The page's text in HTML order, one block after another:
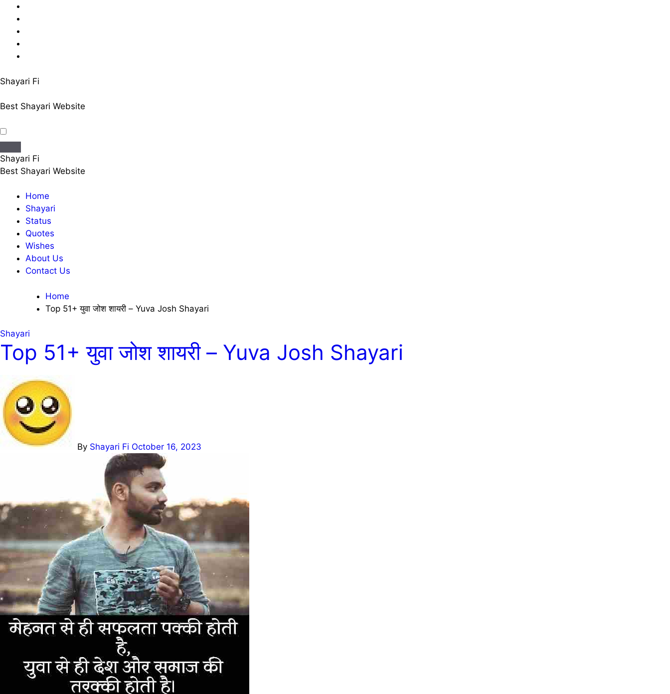
content
Shayari Fi
Best Shayari Website
Shayari Fi
Best Shayari Website
Home
Shayari
Status
Quotes
Wishes
About Us
Contact Us
Home
Top 51+ युवा जोश शायरी – Yuva Josh Shayari
Shayari
Top 51+ युवा जोश शायरी – Yuva Josh Shayari
By Shayari Fi October 16, 2023